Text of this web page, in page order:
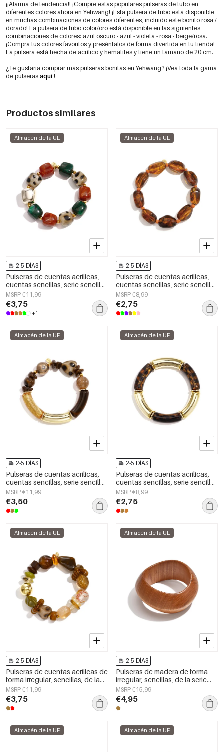
¡¡Alarma de tendencia!! ¡Compre estas populares pulseras de tubo en
diferentes colores ahora en Yehwang! ¡Esta pulsera de tubo está disponible
en muchas combinaciones de colores diferentes, incluido este bonito rosa /
dorado! La pulsera de tubo color/oro está disponible en las siguientes
combinaciones de colores: azul oscuro - azul - violeta - rosa - beige/rosa.
¡Compra tus colores favoritos y preséntalos de forma divertida en tu tienda!
La pulsera está hecha de acrílico y hematites y tiene un tamaño de 20 cm.
¿Te gustaría comprar más pulseras bonitas en Yehwang? ¡Vea toda la gama
de pulseras aquí !
Productos similares
Almacén de la UE
2-5 DÍAS
Pulseras de cuentas acrílicas,
cuentas sencillas, serie sencilla
diaria, joyería para mujer
MSRP €11,99
€3,75
+1
Almacén de la UE
2-5 DÍAS
Pulseras de cuentas acrílicas,
cuentas sencillas, serie sencilla
diaria, joyería para mujer
MSRP €8,99
€2,75
Almacén de la UE
2-5 DÍAS
Pulseras de cuentas acrílicas,
cuentas sencillas, serie sencilla
diaria, joyería para mujer
MSRP €11,99
€3,50
Almacén de la UE
2-5 DÍAS
Pulseras de cuentas acrílicas,
cuentas sencillas, serie sencilla
diaria, joyería para mujer
MSRP €8,99
€2,75
Almacén de la UE
2-5 DÍAS
Pulseras de cuentas acrílicas de
forma irregular, sencillas, de la
serie Simple Daily, joyería para
mujer
MSRP €11,99
€3,75
Almacén de la UE
2-5 DÍAS
Pulseras de madera de forma
irregular, sencillas, de la serie
Simple Daily, joyería para mujer
MSRP €15,99
€4,95
Almacén de la UE Almacén de la UE